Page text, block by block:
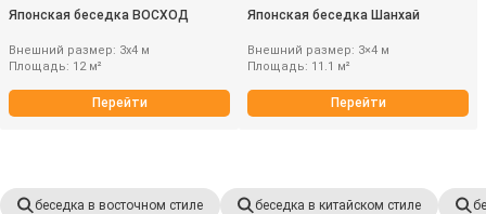
Японская беседка ВОСХОД
Внешний размер: 3х4 м
Площадь: 12 м²
Перейти
Японская беседка Шанхай
Внешний размер: 3×4 м
Площадь: 11.1 м²
Перейти
беседка в восточном стиле беседка в китайском стиле